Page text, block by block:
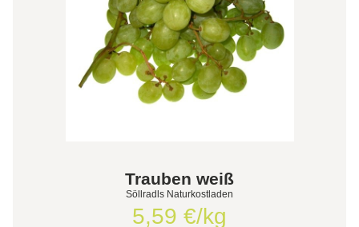
Trauben weiß
Söllradls Naturkostladen
5,59 €/kg